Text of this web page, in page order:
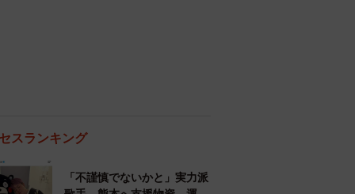
スランキング
「不謹慎でないかと」実力派